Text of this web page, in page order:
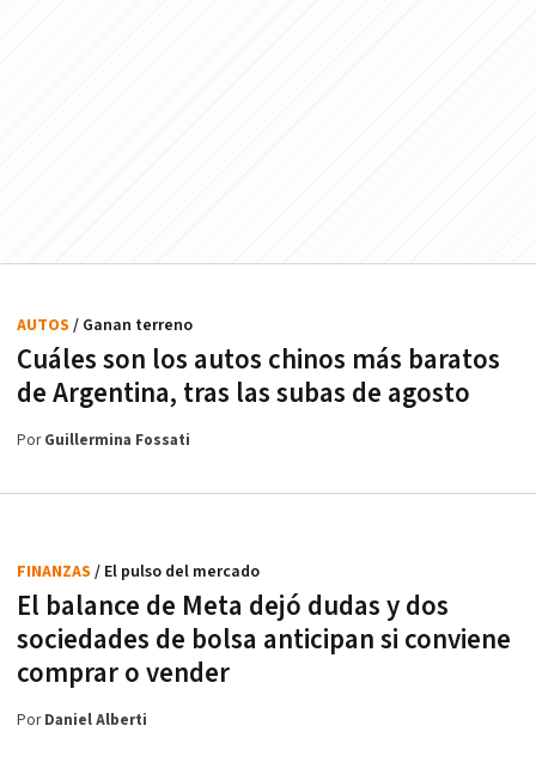
Cuáles son los autos chinos más baratos
de Argentina, tras las subas de agosto
AUTOS / Ganan terreno
PorGuillermina Fossati
El balance de Meta dejó dudas y dos
sociedades de bolsa anticipan si conviene
comprar o vender
FINANZAS / El pulso del mercado
PorDaniel Alberti